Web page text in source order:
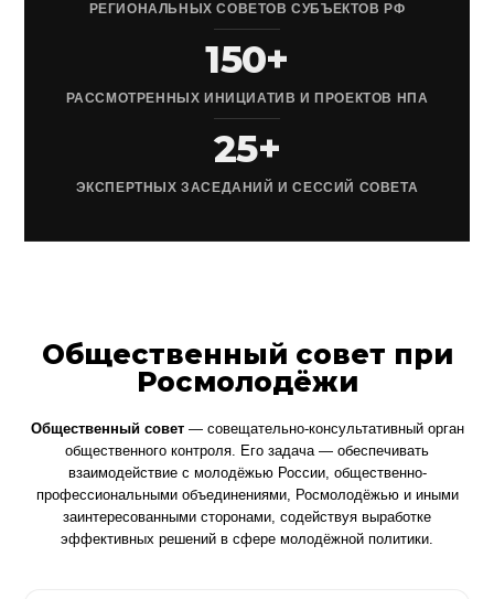
РЕГИОНАЛЬНЫХ СОВЕТОВ СУБЪЕКТОВ РФ
150+
РАССМОТРЕННЫХ ИНИЦИАТИВ И ПРОЕКТОВ НПА
25+
ЭКСПЕРТНЫХ ЗАСЕДАНИЙ И СЕССИЙ СОВЕТА
Общественный совет при
Росмолодёжи
Общественный совет— совещательно-консультативный орган
общественного контроля. Его задача — обеспечивать
взаимодействие с молодёжью России, общественно-
профессиональными объединениями, Росмолодёжью и иными
заинтересованными сторонами, содействуя выработке
эффективных решений в сфере молодёжной политики.